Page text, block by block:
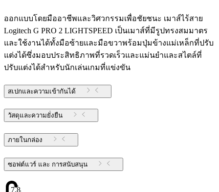
ออกแบบโดยมืออาชีพและวิศวกรรมเพื่อชัยชนะ เมาส์ไร้สาย
Logitech G PRO 2 LIGHTSPEED เป็นเมาส์ที่มีรูปทรงสมมาตร
และใช้งานได้ทั้งมือซ้ายและมือขวาพร้อมปุ่มข้างแม่เหล็กที่ปรับ
แต่งได้ซึ่งมอบประสิทธิภาพที่รวดเร็วและแม่นยำและสไตล์ที่
ปรับแต่งได้สำหรับนักเล่นเกมที่แข่งขัน
สเปกและความเข้ากันได้
วัสดุและความยั่งยืน
ภายในกล่อง
ซอฟต์แวร์ และ การสนับสนุน
7.84